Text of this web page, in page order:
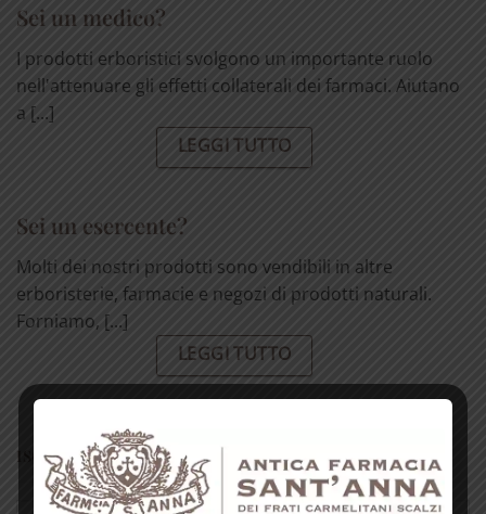
Sei un medico?
I prodotti erboristici svolgono un importante ruolo
nell'attenuare gli effetti collaterali dei farmaci. Aiutano
a [...]
LEGGI TUTTO
Sei un esercente?
Molti dei nostri prodotti sono vendibili in altre
erboristerie, farmacie e negozi di prodotti naturali.
Forniamo, [...]
LEGGI TUTTO
ISCRIVITI ALLA NEWSLETTER